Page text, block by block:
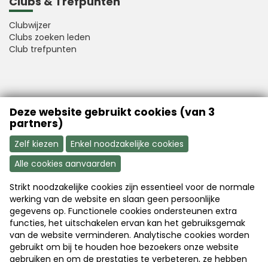
Clubwijzer
Clubs zoeken leden
Club trefpunten
VFB is a member of Better Finance
Aanmelden Word nu lid
Disclaimer|Copyright|Privacy
Deze website gebruikt cookies (van 3
partners)
Zelf kiezen
Enkel noodzakelijke cookies
Alle cookies aanvaarden
Strikt noodzakelijke cookies zijn essentieel voor de normale
werking van de website en slaan geen persoonlijke
gegevens op. Functionele cookies ondersteunen extra
functies, het uitschakelen ervan kan het gebruiksgemak
van de website verminderen. Analytische cookies worden
gebruikt om bij te houden hoe bezoekers onze website
gebruiken en om de prestaties te verbeteren, ze hebben